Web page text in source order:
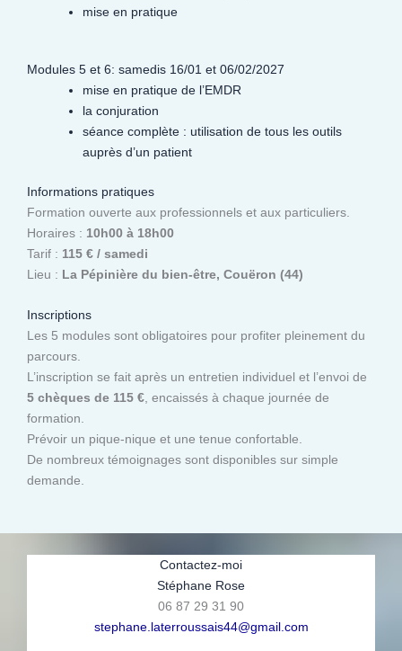
mise en pratique
Modules 5 et 6: samedis 16/01 et 06/02/2027
mise en pratique de l’EMDR
la conjuration
séance complète : utilisation de tous les outils
auprès d’un patient
Informations pratiques
Formation ouverte aux professionnels et aux particuliers.
Horaires : 10h00 à 18h00
Tarif : 115 € / samedi
Lieu : La Pépinière du bien-être, Couëron (44)
Inscriptions
Les 5 modules sont obligatoires pour profiter pleinement du
parcours.
L’inscription se fait après un entretien individuel et l’envoi de
5 chèques de 115 €, encaissés à chaque journée de
formation.
Prévoir un pique-nique et une tenue confortable.
De nombreux témoignages sont disponibles sur simple
demande.
Contactez-moi
Stéphane Rose
06 87 29 31 90
stephane.laterroussais44@gmail.com